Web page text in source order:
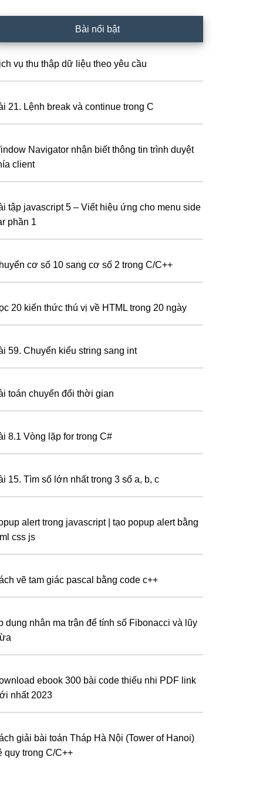
Bài nổi bật
vụ thu thập dữ liệu theo yêu cầu
21. Lệnh break và continue trong C
Navigator nhận biết thông tin trình duyệt
client
tập javascript 5 – Viết hiệu ứng cho menu side
phần 1
cơ số 10 sang cơ số 2 trong C/C++
20 kiến thức thú vị về HTML trong 20 ngày
59. Chuyển kiểu string sang int
toán chuyển đổi thời gian
8.1 Vòng lặp for trong C#
15. Tìm số lớn nhất trong 3 số a, b, c
alert trong javascript | tạo popup alert bằng
css js
vẽ tam giác pascal bằng code c++
dụng nhân ma trận để tính số Fibonacci và lũy
ebook 300 bài code thiếu nhi PDF link
nhất 2023
giải bài toán Tháp Hà Nội (Tower of Hanoi)
quy trong C/C++